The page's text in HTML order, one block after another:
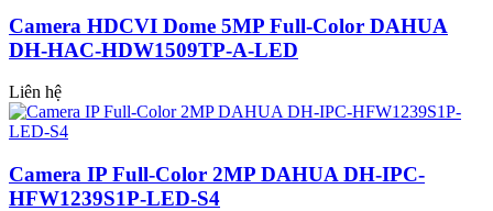
Camera HDCVI Dome 5MP Full-Color DAHUA
DH-HAC-HDW1509TP-A-LED
Liên hệ
Camera IP Full-Color 2MP DAHUA DH-IPC-
HFW1239S1P-LED-S4